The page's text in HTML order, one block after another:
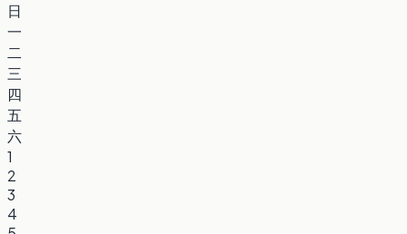
日
一
二
三
四
五
六
1
2
3
4